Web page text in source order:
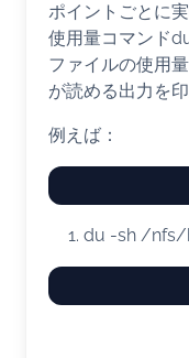
ポイントごとに
使用量コマンド
ファイルの使用
が読める出力を印
例えば：
du -sh /nfs/